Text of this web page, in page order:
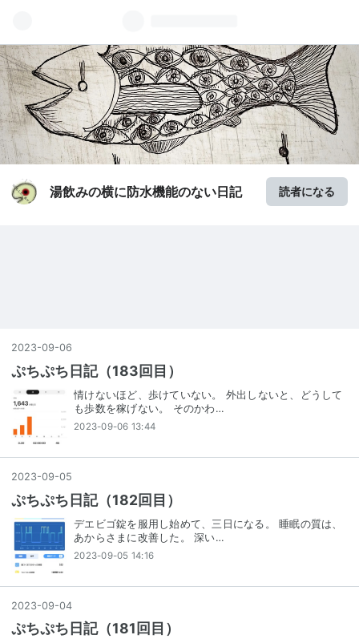
湯飲みの横に防水機能のない日記 読者になる
2023-09-06
ぷちぷち日記（183回目）
情けないほど、歩けていない。 外出しないと、どうして
も歩数を稼げない。 そのかわ…
2023-09-06 13:44
2023-09-05
ぷちぷち日記（182回目）
デエビゴ錠を服用し始めて、三日になる。 睡眠の質は、
あからさまに改善した。 深い…
2023-09-05 14:16
2023-09-04
ぷちぷち日記（181回目）